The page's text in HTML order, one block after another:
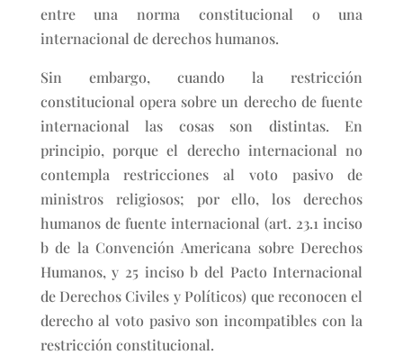
entre una norma constitucional o una
internacional de derechos humanos.
Sin embargo, cuando la restricción
constitucional opera sobre un derecho de fuente
internacional las cosas son distintas. En
principio, porque el derecho internacional no
contempla restricciones al voto pasivo de
ministros religiosos; por ello, los derechos
humanos de fuente internacional (art. 23.1 inciso
b de la Convención Americana sobre Derechos
Humanos, y 25 inciso b del Pacto Internacional
de Derechos Civiles y Políticos) que reconocen el
derecho al voto pasivo son incompatibles con la
restricción constitucional.